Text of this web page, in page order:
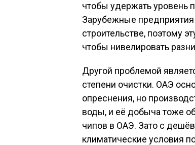
чтобы удержать уровень
Зарубежные
строительстве, поэтому
чтобы нивелировать
Другой проблемой
степени очистки. ОАЭ
опреснения, но
воды, и её добыча тоже
чипов в ОАЭ. Зато с
климатические условия